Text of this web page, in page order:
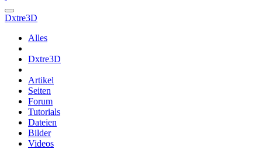
Dxtre3D
Alles
Dxtre3D
Artikel
Seiten
Forum
Tutorials
Dateien
Bilder
Videos